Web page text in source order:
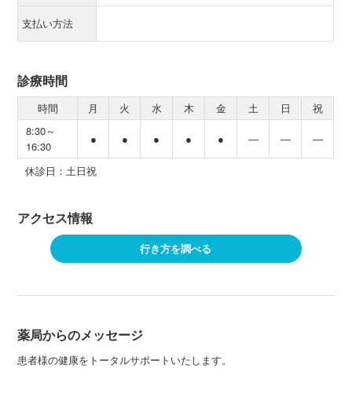
支払い方法
診療時間
時間 月 火 水 木 金 土 日
祝
8:30～
16:30
● ● ● ● ● ― ― ―
休診日：土日祝
アクセス情報
行き方を調べる
薬局からのメッセージ
患者様の健康をトータルサポートいたします。